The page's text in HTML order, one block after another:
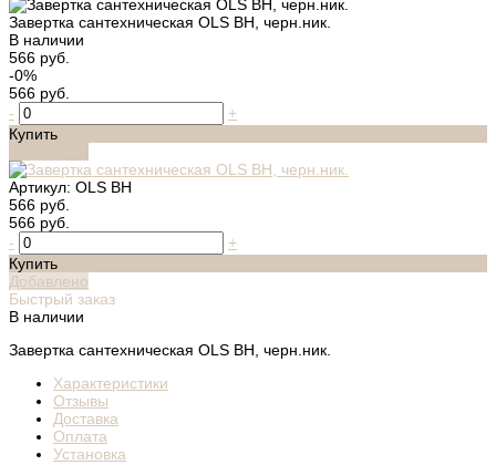
Завертка сантехническая OLS BH, черн.ник.
В наличии
566 руб.
-0%
566 руб.
-
+
Купить
Артикул: OLS BH
566 руб.
566 руб.
-
+
Купить
Добавлено
Быстрый заказ
В наличии
Завертка сантехническая OLS BH, черн.ник.
Характеристики
Отзывы
Доставка
Оплата
Установка